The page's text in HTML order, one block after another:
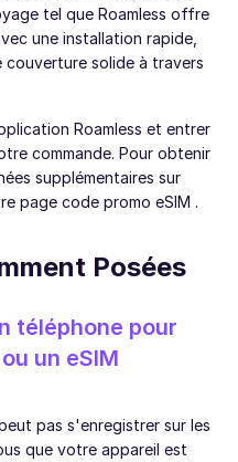
tel que Roamless offre
une installation rapide,
couverture solide à travers
Roamless et entrer
commande. Pour obtenir
supplémentaires sur
page code promo eSIM .
Posées
téléphone pour
un eSIM
pas s'enregistrer sur les
que votre appareil est